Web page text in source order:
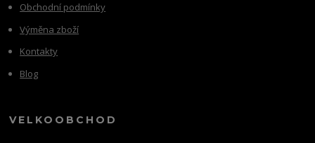
Obchodní podmínky
Výměna zboží
Kontakty
Blog
VELKOOBCHOD